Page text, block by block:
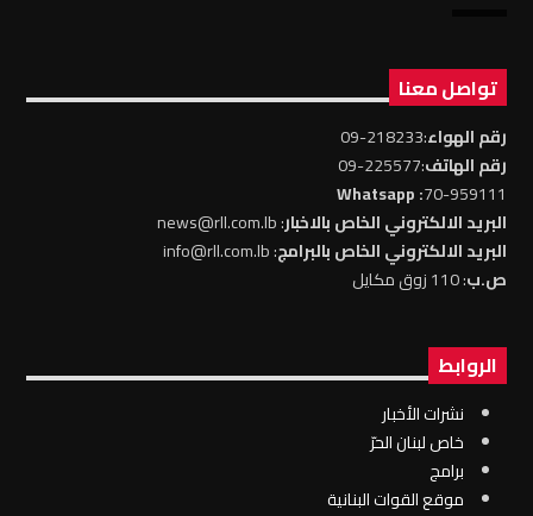
تواصل معنا
رقم الهواء:218233-09
رقم الهاتف:225577-09
70-959111
: Whatsapp
البريد الالكتروني الخاص بالاخبار: news@rll.com.lb
البريد الالكتروني الخاص بالبرامج: info@rll.com.lb
ص.ب: 110 زوق مكايل
الروابط
نشرات الأخبار
خاص لبنان الحرّ
برامج
موقع القوات البنانية